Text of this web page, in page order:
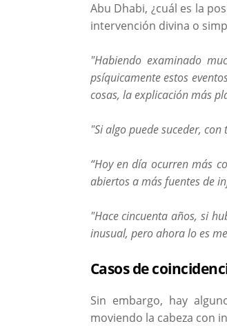
Abu Dhabi, ¿cuál es la
intervención divina o
"Habiendo examinado
psíquicamente estos
cosas, la explicación más
"Si algo puede suceder,
“Hoy en día ocurren más
abiertos a más fuentes de
"Hace cincuenta años, si
inusual, pero ahora lo es
Casos de
Sin embargo, hay
moviendo la cabeza con